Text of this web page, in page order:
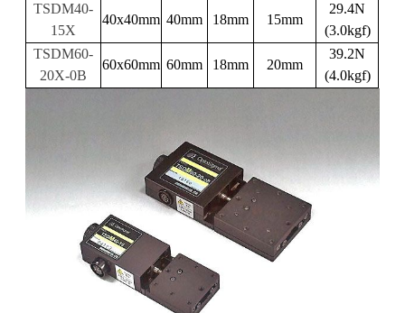
TSDM40-
15X
40x40mm 40mm 18mm 15mm
29.4N
(3.0kgf)
TSDM60-
20X-0B
60x60mm 60mm 18mm 20mm
39.2N
(4.0kgf)